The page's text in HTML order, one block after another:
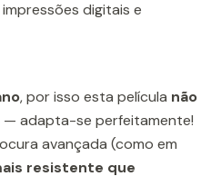
digitais e
, por isso esta película não
— adapta-se perfeitamente!
avançada (como em
resistente que